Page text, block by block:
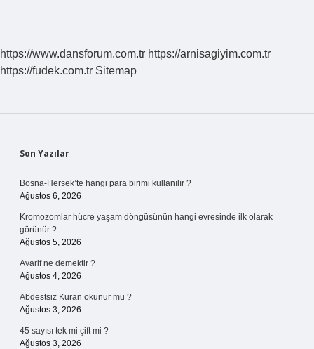
https://www.dansforum.com.tr https://arnisagiyim.com.tr
https://fudek.com.tr Sitemap
Sidebar
Son Yazılar
Bosna-Hersek’te hangi para birimi kullanılır ?
Ağustos 6, 2026
Kromozomlar hücre yaşam döngüsünün hangi evresinde ilk olarak
görünür ?
Ağustos 5, 2026
Avarif ne demektir ?
Ağustos 4, 2026
Abdestsiz Kuran okunur mu ?
Ağustos 3, 2026
45 sayısı tek mi çift mi ?
Ağustos 3, 2026